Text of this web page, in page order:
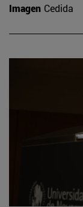
Imagen Cedida